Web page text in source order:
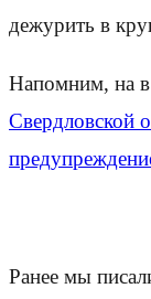
дежурить в
Напомним, на в
Свердловской
Ранее мы